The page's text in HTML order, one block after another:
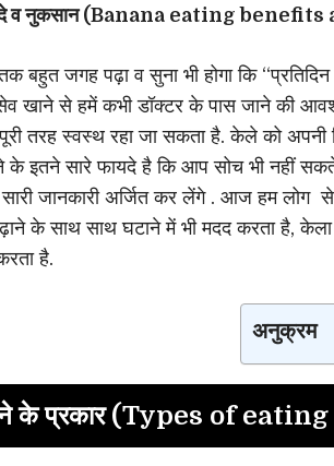
व नुकसान (Banana eating
जगह पढ़ा व सुना भी होगा कि
खाने से हमें कभी डॉक्टर के पास जाने की
तरह स्वस्थ रहा जा सकता है. केले को
इतने सारे फायदे है कि आप सोच भी नहीं
सारी जानकारी अर्जित कर लेंगे . आज हम
के साथ साथ घटाने में भी मदद करता है, केला
है.
अनुक्रम
के प्रकार(Types of eating